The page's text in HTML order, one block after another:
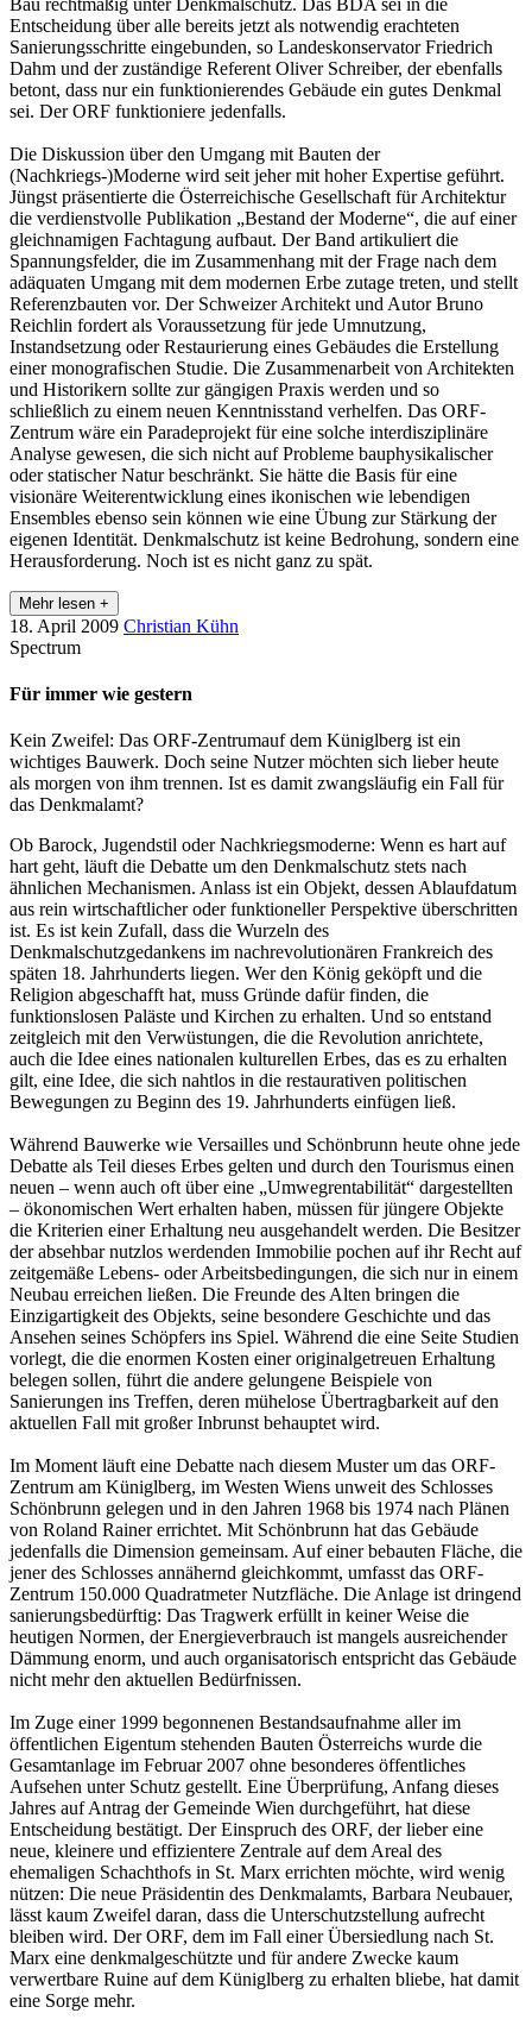
Entscheidung über alle bereits jetzt als notwendig erachteten
Sanierungsschritte eingebunden, so Landeskonservator Friedrich
Dahm und der zuständige Referent Oliver Schreiber, der ebenfalls
betont, dass nur ein funktionierendes Gebäude ein gutes Denkmal
sei. Der ORF funktioniere jedenfalls.
Die Diskussion über den Umgang mit Bauten der
(Nachkriegs-)Moderne wird seit jeher mit hoher Expertise geführt.
Jüngst präsentierte die Österreichische Gesellschaft für Architektur
die verdienstvolle Publikation „Bestand der Moderne“, die auf einer
gleichnamigen Fachtagung aufbaut. Der Band artikuliert die
Spannungsfelder, die im Zusammenhang mit der Frage nach dem
adäquaten Umgang mit dem modernen Erbe zutage treten, und stellt
Referenzbauten vor. Der Schweizer Architekt und Autor Bruno
Reichlin fordert als Voraussetzung für jede Umnutzung,
Instandsetzung oder Restaurierung eines Gebäudes die Erstellung
einer monografischen Studie. Die Zusammenarbeit von Architekten
und Historikern sollte zur gängigen Praxis werden und so
schließlich zu einem neuen Kenntnisstand verhelfen. Das ORF-
Zentrum wäre ein Paradeprojekt für eine solche interdisziplinäre
Analyse gewesen, die sich nicht auf Probleme bauphysikalischer
oder statischer Natur beschränkt. Sie hätte die Basis für eine
visionäre Weiterentwicklung eines ikonischen wie lebendigen
Ensembles ebenso sein können wie eine Übung zur Stärkung der
eigenen Identität. Denkmalschutz ist keine Bedrohung, sondern eine
Herausforderung. Noch ist es nicht ganz zu spät.
Mehr lesen +
18. April 2009 Christian Kühn
Spectrum
Für immer wie gestern
Kein Zweifel: Das ORF-Zentrumauf dem Küniglberg ist ein
wichtiges Bauwerk. Doch seine Nutzer möchten sich lieber heute
als morgen von ihm trennen. Ist es damit zwangsläufig ein Fall für
das Denkmalamt?
Ob Barock, Jugendstil oder Nachkriegsmoderne: Wenn es hart auf
hart geht, läuft die Debatte um den Denkmalschutz stets nach
ähnlichen Mechanismen. Anlass ist ein Objekt, dessen Ablaufdatum
aus rein wirtschaftlicher oder funktioneller Perspektive überschritten
ist. Es ist kein Zufall, dass die Wurzeln des
Denkmalschutzgedankens im nachrevolutionären Frankreich des
späten 18. Jahrhunderts liegen. Wer den König geköpft und die
Religion abgeschafft hat, muss Gründe dafür finden, die
funktionslosen Paläste und Kirchen zu erhalten. Und so entstand
zeitgleich mit den Verwüstungen, die die Revolution anrichtete,
auch die Idee eines nationalen kulturellen Erbes, das es zu erhalten
gilt, eine Idee, die sich nahtlos in die restaurativen politischen
Bewegungen zu Beginn des 19. Jahrhunderts einfügen ließ.
Während Bauwerke wie Versailles und Schönbrunn heute ohne jede
Debatte als Teil dieses Erbes gelten und durch den Tourismus einen
neuen – wenn auch oft über eine „Umwegrentabilität“ dargestellten
– ökonomischen Wert erhalten haben, müssen für jüngere Objekte
die Kriterien einer Erhaltung neu ausgehandelt werden. Die Besitzer
der absehbar nutzlos werdenden Immobilie pochen auf ihr Recht auf
zeitgemäße Lebens- oder Arbeitsbedingungen, die sich nur in einem
Neubau erreichen ließen. Die Freunde des Alten bringen die
Einzigartigkeit des Objekts, seine besondere Geschichte und das
Ansehen seines Schöpfers ins Spiel. Während die eine Seite Studien
vorlegt, die die enormen Kosten einer originalgetreuen Erhaltung
belegen sollen, führt die andere gelungene Beispiele von
Sanierungen ins Treffen, deren mühelose Übertragbarkeit auf den
aktuellen Fall mit großer Inbrunst behauptet wird.
Im Moment läuft eine Debatte nach diesem Muster um das ORF-
Zentrum am Küniglberg, im Westen Wiens unweit des Schlosses
Schönbrunn gelegen und in den Jahren 1968 bis 1974 nach Plänen
von Roland Rainer errichtet. Mit Schönbrunn hat das Gebäude
jedenfalls die Dimension gemeinsam. Auf einer bebauten Fläche, die
jener des Schlosses annähernd gleichkommt, umfasst das ORF-
Zentrum 150.000 Quadratmeter Nutzfläche. Die Anlage ist dringend
sanierungsbedürftig: Das Tragwerk erfüllt in keiner Weise die
heutigen Normen, der Energieverbrauch ist mangels ausreichender
Dämmung enorm, und auch organisatorisch entspricht das Gebäude
nicht mehr den aktuellen Bedürfnissen.
Im Zuge einer 1999 begonnenen Bestandsaufnahme aller im
öffentlichen Eigentum stehenden Bauten Österreichs wurde die
Gesamtanlage im Februar 2007 ohne besonderes öffentliches
Aufsehen unter Schutz gestellt. Eine Überprüfung, Anfang dieses
Jahres auf Antrag der Gemeinde Wien durchgeführt, hat diese
Entscheidung bestätigt. Der Einspruch des ORF, der lieber eine
neue, kleinere und effizientere Zentrale auf dem Areal des
ehemaligen Schachthofs in St. Marx errichten möchte, wird wenig
nützen: Die neue Präsidentin des Denkmalamts, Barbara Neubauer,
lässt kaum Zweifel daran, dass die Unterschutzstellung aufrecht
bleiben wird. Der ORF, dem im Fall einer Übersiedlung nach St.
Marx eine denkmalgeschützte und für andere Zwecke kaum
verwertbare Ruine auf dem Küniglberg zu erhalten bliebe, hat damit
eine Sorge mehr.